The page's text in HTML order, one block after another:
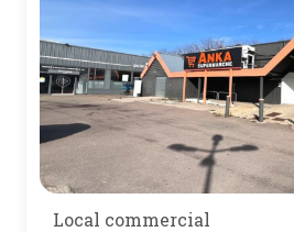
une
question
l'agence
Local commercial